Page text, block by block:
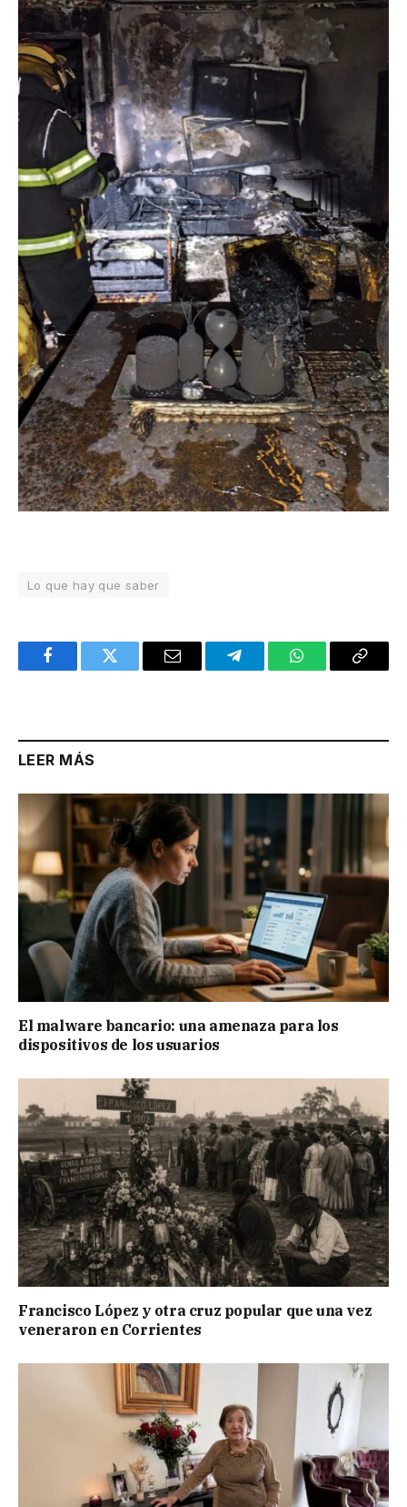
Lo que hay que saber
FacebookTwitter Email TelegramWhatsAppCopy
LEER MÁS
El malware bancario: una amenaza para los
dispositivos de los usuarios
Francisco López y otra cruz popular que una vez
veneraron en Corrientes